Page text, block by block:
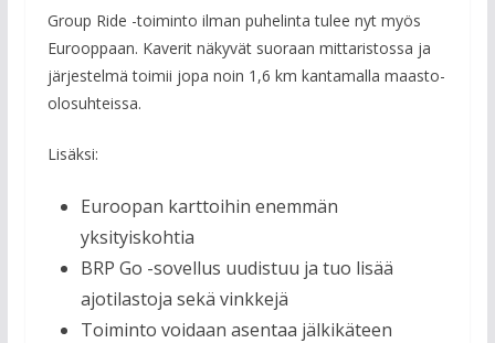
Group Ride -toiminto ilman puhelinta tulee nyt myös
Eurooppaan. Kaverit näkyvät suoraan mittaristossa ja
järjestelmä toimii jopa noin 1,6 km kantamalla maasto-
olosuhteissa.
Lisäksi:
Euroopan karttoihin enemmän
yksityiskohtia
BRP Go -sovellus uudistuu ja tuo lisää
ajotilastoja sekä vinkkejä
Toiminto voidaan asentaa jälkikäteen